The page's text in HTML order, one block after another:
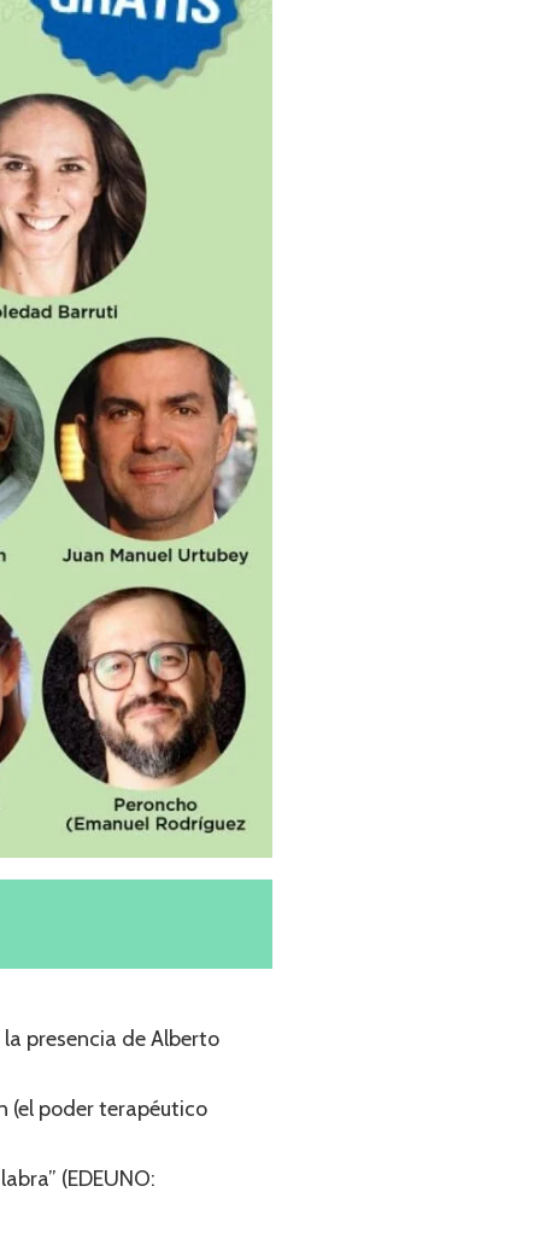
presencia de Alberto
(el poder terapéutico
(EDEUNO: